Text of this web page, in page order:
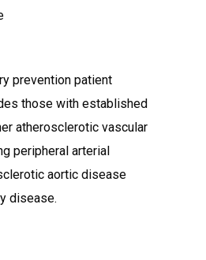
prevention patient
those with established
atherosclerotic vascular
peripheral arterial
aortic disease
disease.